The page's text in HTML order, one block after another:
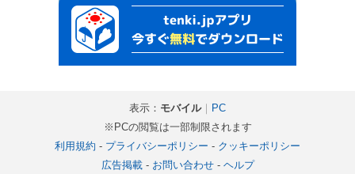
表示： モバイル｜ PC
※PCの閲覧は一部制限されます
利用規約 - プライバシーポリシー - クッキーポリシー
広告掲載- お問い合わせ- ヘルプ